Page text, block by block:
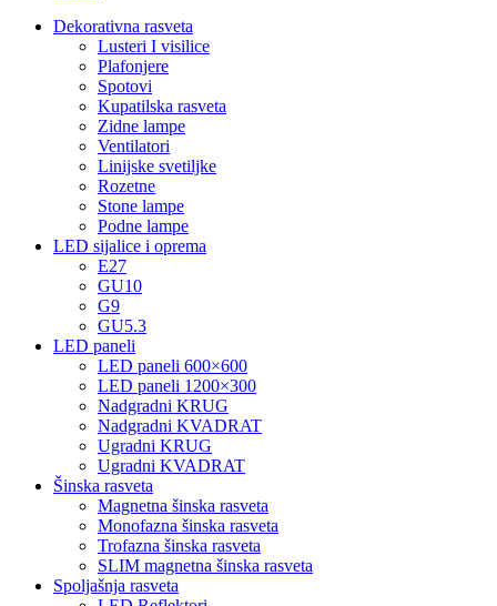
Dekorativna rasveta
Lusteri I visilice
Plafonjere
Spotovi
Kupatilska rasveta
Zidne lampe
Ventilatori
Linijske svetiljke
Rozetne
Stone lampe
Podne lampe
LED sijalice i oprema
E27
GU10
G9
GU5.3
LED paneli
LED paneli 600×600
LED paneli 1200×300
Nadgradni KRUG
Nadgradni KVADRAT
Ugradni KRUG
Ugradni KVADRAT
Šinska rasveta
Magnetna šinska rasveta
Monofazna šinska rasveta
Trofazna šinska rasveta
SLIM magnetna šinska rasveta
Spoljašnja rasveta